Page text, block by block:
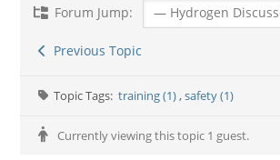
Forum Jump:
Previous Topic
Topic Tags:training (1) ,safety (1)
Currently viewing this topic 1 guest.